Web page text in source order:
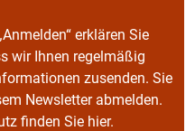
erklären Sie
wir Ihnen regelmäßig
zusenden. Sie
Newsletter abmelden.
finden Sie hier.